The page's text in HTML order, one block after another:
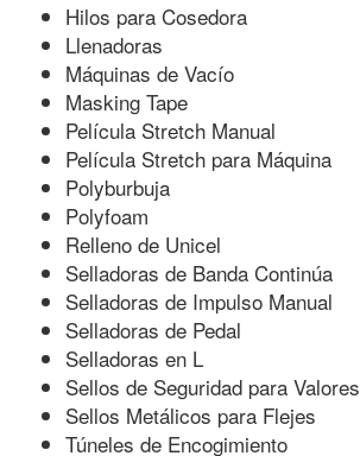
Hilos para Cosedora
Llenadoras
Máquinas de Vacío
Masking Tape
Película Stretch Manual
Película Stretch para Máquina
Polyburbuja
Polyfoam
Relleno de Unicel
Selladoras de Banda Continúa
Selladoras de Impulso Manual
Selladoras de Pedal
Selladoras en L
Sellos de Seguridad para Valores
Sellos Metálicos para Flejes
Túneles de Encogimiento